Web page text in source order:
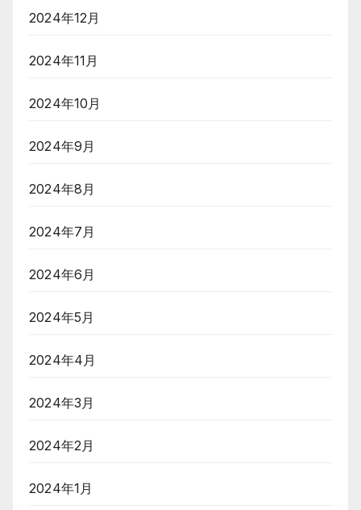
2024年12月
2024年11月
2024年10月
2024年9月
2024年8月
2024年7月
2024年6月
2024年5月
2024年4月
2024年3月
2024年2月
2024年1月